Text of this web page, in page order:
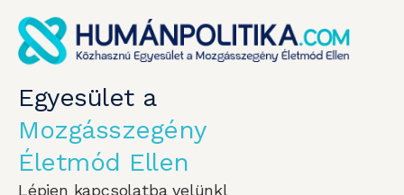
Egyesület a
Mozgásszegény
Életmód Ellen
Lépjen kapcsolatba velünkl